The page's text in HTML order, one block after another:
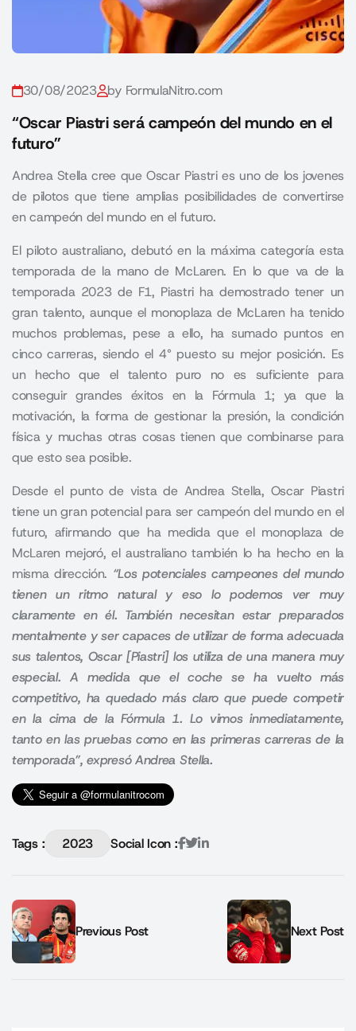
30/08/2023 by FormulaNitro.com
“Oscar Piastri será campeón del mundo en el
futuro”
Andrea Stella cree que Oscar Piastri es uno de los jovenes
de pilotos que tiene amplias posibilidades de convertirse
en campeón del mundo en el futuro.
El piloto australiano, debutó en la máxima categoría esta
temporada de la mano de McLaren. En lo que va de la
temporada 2023 de F1, Piastri ha demostrado tener un
gran talento, aunque el monoplaza de McLaren ha tenido
muchos problemas, pese a ello, ha sumado puntos en
cinco carreras, siendo el 4° puesto su mejor posición. Es
un hecho que el talento puro no es suficiente para
conseguir grandes éxitos en la Fórmula 1; ya que la
motivación, la forma de gestionar la presión, la condición
física y muchas otras cosas tienen que combinarse para
que esto sea posible.
Desde el punto de vista de Andrea Stella, Oscar Piastri
tiene un gran potencial para ser campeón del mundo en el
futuro, afirmando que ha medida que el monoplaza de
McLaren mejoró, el australiano también lo ha hecho en la
misma dirección. “Los potenciales campeones del mundo
tienen un ritmo natural y eso lo podemos ver muy
claramente en él. También necesitan estar preparados
mentalmente y ser capaces de utilizar de forma adecuada
sus talentos, Oscar [Piastri] los utiliza de una manera muy
especial. A medida que el coche se ha vuelto más
competitivo, ha quedado más claro que puede competir
en la cima de la Fórmula 1. Lo vimos inmediatamente,
tanto en las pruebas como en las primeras carreras de la
temporada”, expresó Andrea Stella.
Tags : 2023 Social Icon :
Previous Post Next Post